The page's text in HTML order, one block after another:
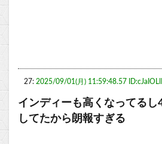
27: 2025/09/01(月) 11:59:48.57
インディーも高くなってるし
してたから朗報すぎる